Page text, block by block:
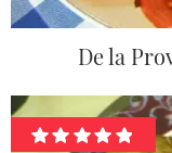
De la